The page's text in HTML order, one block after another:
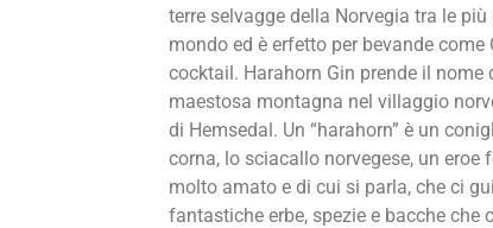
terre selvagge della Norvegia tra le più
mondo ed è erfetto per bevande come
cocktail. Harahorn Gin prende il nome
maestosa montagna nel villaggio
di Hemsedal. Un “harahorn” è un
corna, lo sciacallo norvegese, un eroe
molto amato e di cui si parla, che ci gui
fantastiche erbe, spezie e bacche che